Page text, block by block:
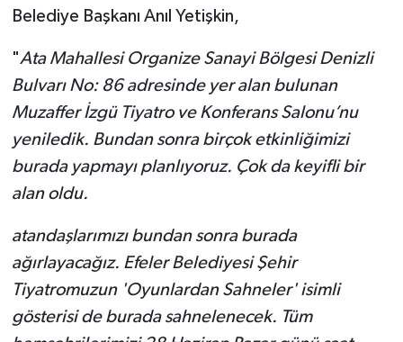
Belediye Başkanı Anıl Yetişkin,
"Ata Mahallesi Organize Sanayi Bölgesi Denizli
Bulvarı No: 86 adresinde yer alan bulunan
Muzaffer İzgü Tiyatro ve Konferans Salonu’nu
yeniledik. Bundan sonra birçok etkinliğimizi
burada yapmayı planlıyoruz. Çok da keyifli bir
alan oldu.
atandaşlarımızı bundan sonra burada
ağırlayacağız. Efeler Belediyesi Şehir
Tiyatromuzun 'Oyunlardan Sahneler' isimli
gösterisi de burada sahnelenecek. Tüm